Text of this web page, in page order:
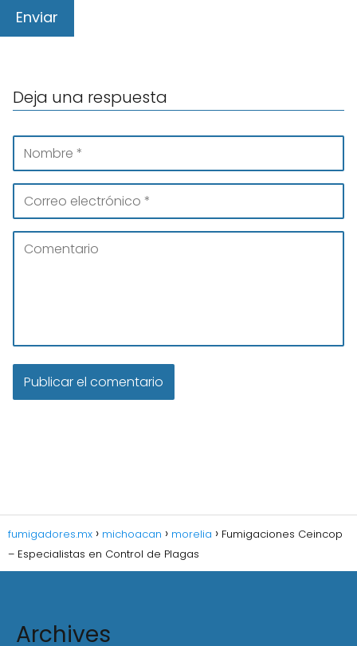
Deja una respuesta
fumigadores.mx michoacan morelia
Fumigaciones Ceincop
– Especialistas en Control de Plagas
Archives